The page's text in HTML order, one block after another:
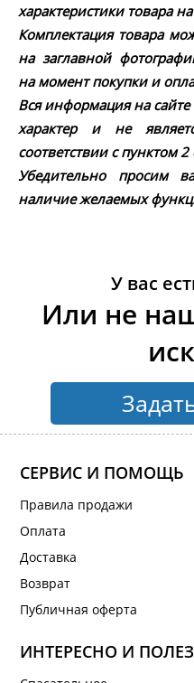
характеристики товара
Комплектация товара
на заглавной
на момент покупки и
Вся информация на
характер и не
соответствии с пунктом
Убедительно просим
наличие желаемых
У вас
Или не
СЕРВИС И ПОМОЩЬ
Правила продажи
Оплата
Доставка
Возврат
Публичная оферта
ИНТЕРЕСНО И